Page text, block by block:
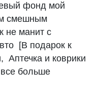
фонд мой
смешным
не манит с
[В подарок к
Аптечка и коврики
больше